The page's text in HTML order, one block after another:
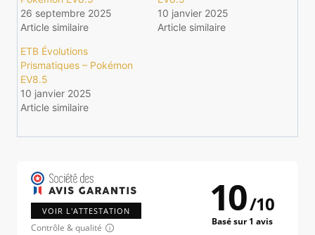
26 septembre 2025
Article similaire
10 janvier 2025
Article similaire
ETB Évolutions
Prismatiques – Pokémon
EV8.5
10 janvier 2025
Article similaire
VOIR L'ATTESTATION
Contrôle & qualité
10/10
Basé sur 1 avis